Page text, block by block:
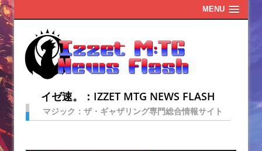
MENU
イゼ速。：IZZET MTG NEWS FLASH
マジック：ザ・ギャザリング専門総合情報サイト